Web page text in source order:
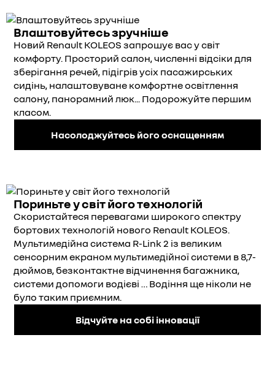
Влаштовуйтесь зручніше
Новий Renault KOLEOS запрошує вас у світ
комфорту. Просторий салон, численні відсіки для
зберігання речей, підігрів усіх пасажирських
сидінь, налаштовуване комфортне освітлення
салону, панорамний люк... Подорожуйте першим
класом.
Насолоджуйтесь його оснащенням
Пориньте у світ його технологій
Скористайтеся перевагами широкого спектру
бортових технологій нового Renault KOLEOS.
Мультимедійна система R-Link 2 із великим
сенсорним екраном мультимедійної системи в 8,7-
дюймов, безконтактне відчинення багажника,
системи допомоги водієві … Водіння ще ніколи не
було таким приємним.
Відчуйте на собі інновації